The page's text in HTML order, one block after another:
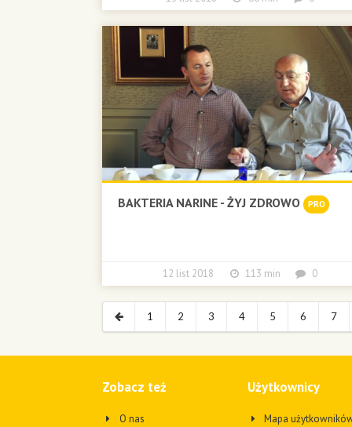
BAKTERIA NARINE - ŻYJ ZDROWO PRO
12 list 2018 113 min 0
1 2 3 4 5 6 7
Zobacz też
O nas
Użytkownicy
Mapa